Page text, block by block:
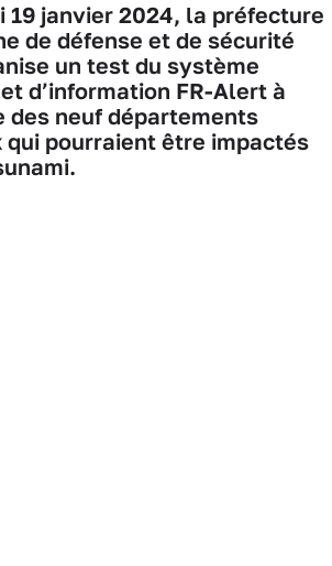
19 janvier 2024, la préfecture
de défense et de sécurité
un test du système
d’information FR-Alert à
des neuf départements
pourraient être impactés